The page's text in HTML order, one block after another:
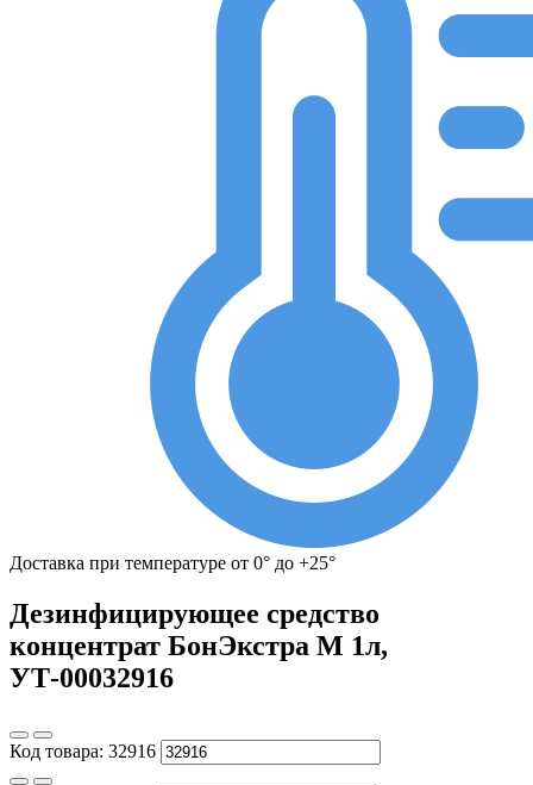
Доставка при температуре от 0° до +25°
Дезинфицирующее средство
концентрат БонЭкстра М 1л,
УТ-00032916
Код товара: 32916